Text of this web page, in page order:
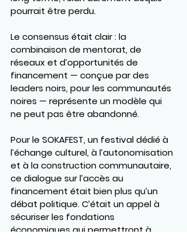
pourrait être perdu.
Le consensus était clair : la
combinaison de mentorat, de
réseaux et d’opportunités de
financement — conçue par des
leaders noirs, pour les communautés
noires — représente un modèle qui
ne peut pas être abandonné.
Pour le SOKAFEST, un festival dédié à
l’échange culturel, à l’autonomisation
et à la construction communautaire,
ce dialogue sur l’accès au
financement était bien plus qu’un
débat politique. C’était un appel à
sécuriser les fondations
économiques qui permettront à